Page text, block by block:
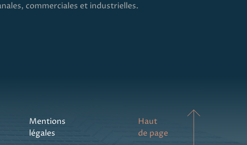
commerciales et industrielles.
Mentions
légales
Haut
de page